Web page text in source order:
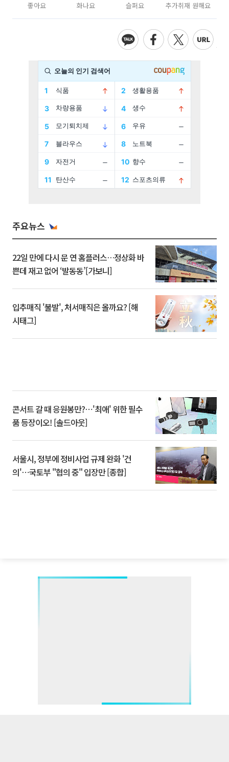
좋아요 화나요 슬퍼요 추가취재 원해요
주요뉴스
22일 만에 다시 문 연 홈플러스…정상화 바
쁜데 재고 없어 ‘발동동’[가보니]
입추매직 '불발', 처서매직은 올까요? [해
시태그]
콘서트 갈 때 응원봉만?⋯'최애' 위한 필수
품 등장이오! [솔드아웃]
서울시, 정부에 정비사업 규제 완화 '건
의'⋯국토부 "협의 중" 입장만 [종합]